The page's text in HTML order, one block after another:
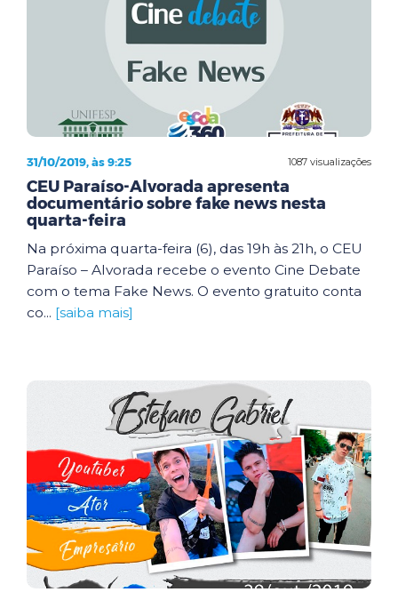
1087 visualizações
31/10/2019, às 9:25
CEU Paraíso-Alvorada apresenta
documentário sobre fake news nesta
quarta-feira
Na próxima quarta-feira (6), das 19h às 21h, o CEU
Paraíso – Alvorada recebe o evento Cine Debate
com o tema Fake News. O evento gratuito conta
co... [saiba mais]